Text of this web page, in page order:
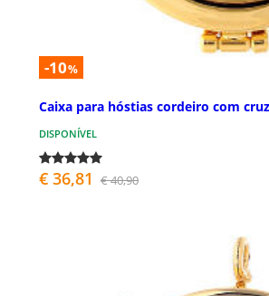
-10%
Caixa para hóstias cordeiro com
DISPONÍVEL
€ 36,81 € 40,90